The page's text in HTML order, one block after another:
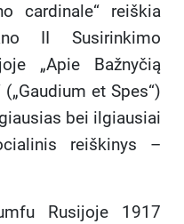
cardinale“ reiškia
II Susirinkimo
„Apie Bažnyčią
et Spes“)
bei ilgiausiai
reiškinys –
Rusijoje 1917